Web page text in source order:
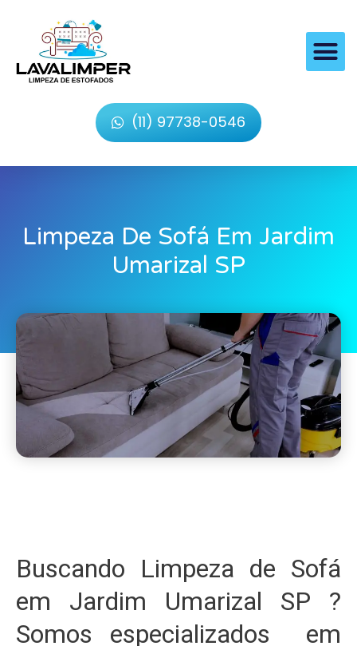
(11) 97738-0546
Limpeza De Sofá Em Jardim
Umarizal SP
Buscando Limpeza de Sofá
em Jardim Umarizal SP ?
Somos especializados em